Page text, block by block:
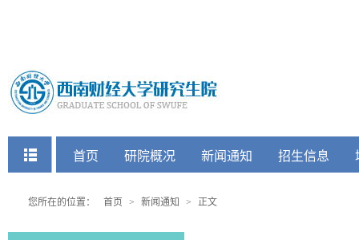
快捷菜单
首页 研院概况 新闻通知 招生信息
您所在的位置： 首页 > 新闻通知 > 正文